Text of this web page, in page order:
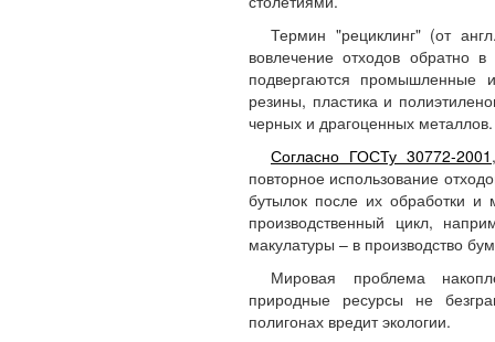
Термин "рециклинг" (от
вовлечение отходов обратно
подвергаются промышленные
резины, пластика и
черных и драгоценных металлов.
Согласно ГОСТу 30772-2001
повторное использование
бутылок после их обработки и
производственный цикл,
макулатуры – в производство
Мировая проблема
природные ресурсы не
полигонах вредит экологии.